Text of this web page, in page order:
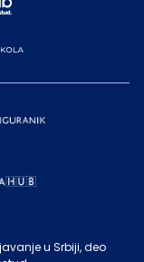
u Srbiji, deo